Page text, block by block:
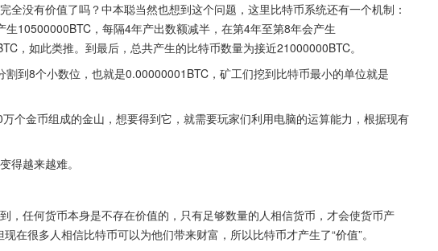
全没有价值了吗？中本聪当然也想到这个问题，这里比特币系统还有一个机制：
10500000BTC，每隔4年产出数额减半，在第4年至第8年会产生
，如此类推。到最后，总共产生的比特币数量为接近21000000BTC。
到8个小数位，也就是0.00000001BTC，矿工们挖到比特币最小的单位就是
个金币组成的金山，想要得到它，就需要玩家们利用电脑的运算能力，根据现有
得越来越难。
，任何货币本身是不存在价值的，只有足够数量的人相信货币，才会使货币产
在很多人相信比特币可以为他们带来财富，所以比特币才产生了“价值”。